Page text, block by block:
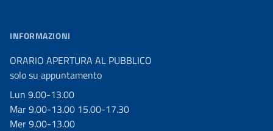
INFORMAZIONI
ORARIO APERTURA AL PUBBLICO
solo su appuntamento
Lun 9.00-13.00
Mar 9.00-13.00 15.00-17.30
Mer 9.00-13.00